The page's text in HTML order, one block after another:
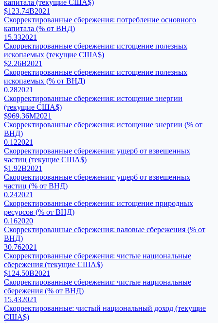
капитала (текущие США$)
$123.74B2021
Скорректированные сбережения: потребление основного
капитала (% от ВНД)
15.332021
Скорректированные сбережения: истощение полезных
ископаемых (текущие США$)
$2.26B2021
Скорректированные сбережения: истощение полезных
ископаемых (% от ВНД)
0.282021
Скорректированные сбережения: истощение энергии
(текущие США$)
$969.36M2021
Скорректированные сбережения: истощение энергии (% от
ВНД)
0.122021
Скорректированные сбережения: ущерб от взвешенных
частиц (текущие США$)
$1.92B2021
Скорректированные сбережения: ущерб от взвешенных
частиц (% от ВНД)
0.242021
Скорректированные сбережения: истощение природных
ресурсов (% от ВНД)
0.162020
Скорректированные сбережения: валовые сбережения (% от
ВНД)
30.762021
Скорректированные сбережения: чистые национальные
сбережения (текущие США$)
$124.50B2021
Скорректированные сбережения: чистые национальные
сбережения (% от ВНД)
15.432021
Скорректированные: чистый национальный доход (текущие
США$)